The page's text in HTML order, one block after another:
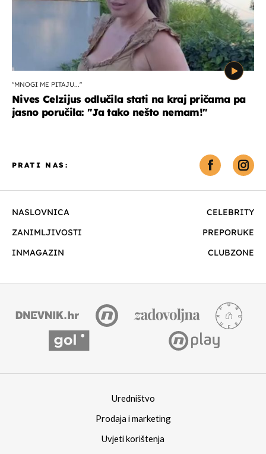
"MNOGI ME PITAJU..."
Nives Celzijus odlučila stati na kraj pričama pa
jasno poručila: "Ja tako nešto nemam!"
NASLOVNICA
CELEBRITY
ZANIMLJIVOSTI
PREPORUKE
INMAGAZIN
CLUBZONE
PRATI NAS:
Uredništvo
Prodaja i marketing
Uvjeti korištenja